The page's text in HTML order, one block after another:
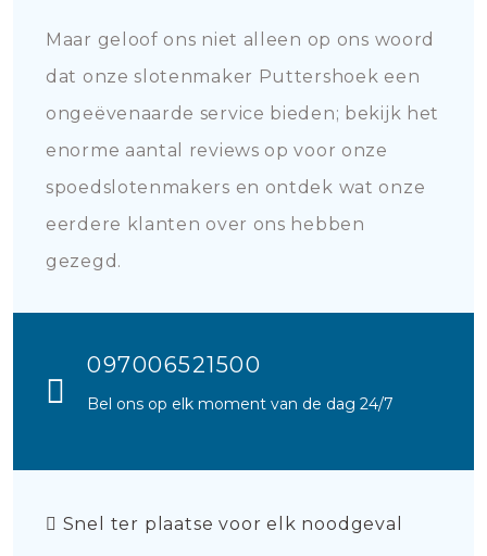
Maar geloof ons niet alleen op ons woord
dat onze slotenmaker Puttershoek een
ongeëvenaarde service bieden; bekijk het
enorme aantal reviews op voor onze
spoedslotenmakers en ontdek wat onze
eerdere klanten over ons hebben
gezegd.
097006521500
Bel ons op elk moment van de dag 24/7
Snel ter plaatse voor elk noodgeval